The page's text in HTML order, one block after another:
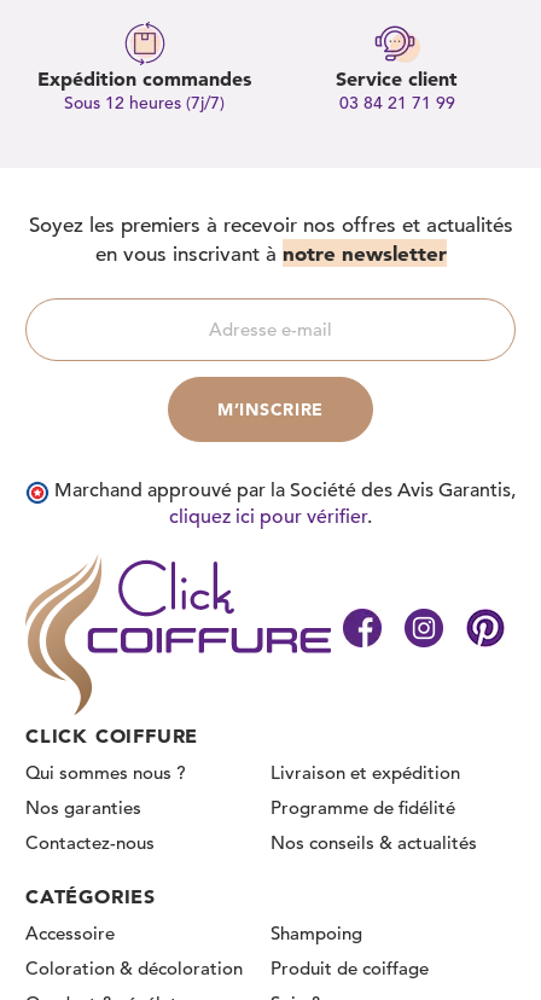
Expédition commandes
Sous 12 heures (7j/7)
Service client
03 84 21 71 99
CLICK COIFFURE
Qui sommes nous ?
Livraison et expédition
Nos garanties
Programme de fidélité
Contactez-nous
Nos conseils & actualités
CATÉGORIES
Accessoire
Coloration & décoloration
Shampoing
Produit de coiffage
Soyez les premiers à recevoir nos offres et actualités
en vous inscrivant à notre newsletter
Marchand approuvé par la Société des Avis Garantis,
cliquez ici pour vérifier.